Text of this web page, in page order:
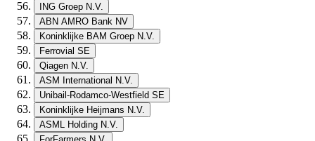
ING Groep N.V.
ABN AMRO Bank NV
Koninklijke BAM Groep N.V.
Ferrovial SE
Qiagen N.V.
ASM International N.V.
Unibail-Rodamco-Westfield SE
Koninklijke Heijmans N.V.
ASML Holding N.V.